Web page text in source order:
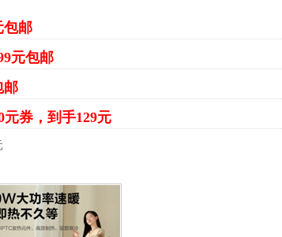
包邮
元包邮
邮
元券，到手129元